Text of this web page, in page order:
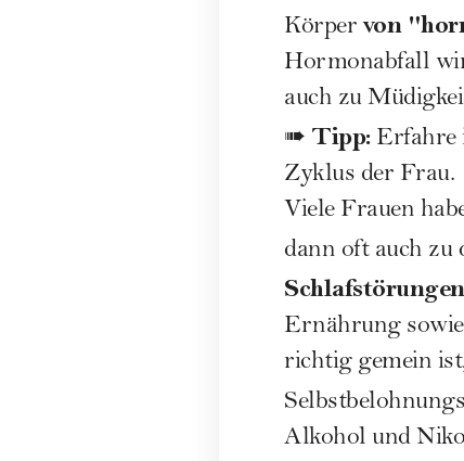
Körpervon
Hormonabfall
auch zu
➠ Tipp:Erfahre
Zyklus der Frau.
Viele Frauen
dann oft auch zu
Ernährung
richtig gemein
Alkohol und